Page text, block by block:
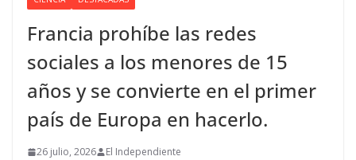
Francia prohíbe las redes
sociales a los menores de 15
años y se convierte en el primer
país de Europa en hacerlo.
26 julio, 2026 El Independiente